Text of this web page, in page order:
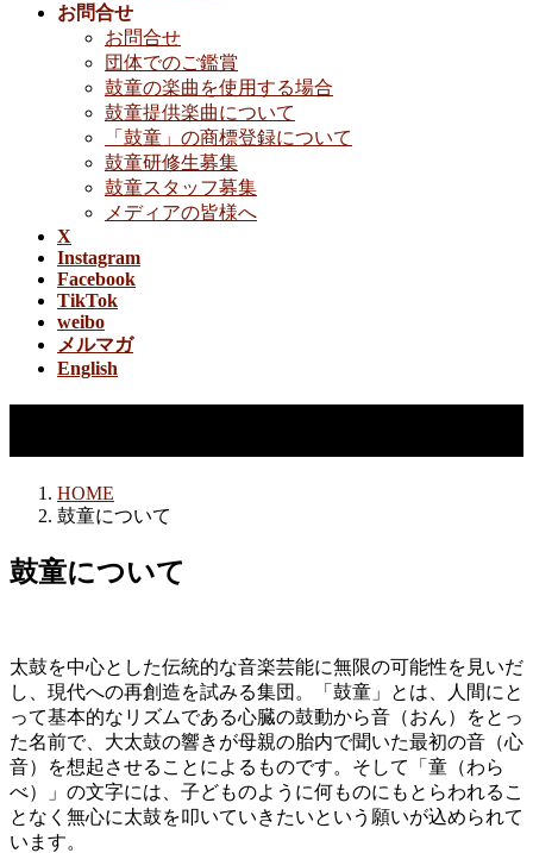
お問合せ
お問合せ
団体でのご鑑賞
鼓童の楽曲を使用する場合
鼓童提供楽曲について
「鼓童」の商標登録について
鼓童研修生募集
鼓童スタッフ募集
メディアの皆様へ
X
Instagram
Facebook
TikTok
weibo
メルマガ
English
HOME
鼓童について
鼓童について
太鼓を中心とした伝統的な音楽芸能に無限の可能性を見いだ
し、現代への再創造を試みる集団。「鼓童」とは、人間にと
って基本的なリズムである心臓の鼓動から音（おん）をとっ
た名前で、大太鼓の響きが母親の胎内で聞いた最初の音（心
音）を想起させることによるものです。そして「童（わら
べ）」の文字には、子どものように何ものにもとらわれるこ
となく無心に太鼓を叩いていきたいという願いが込められて
います。